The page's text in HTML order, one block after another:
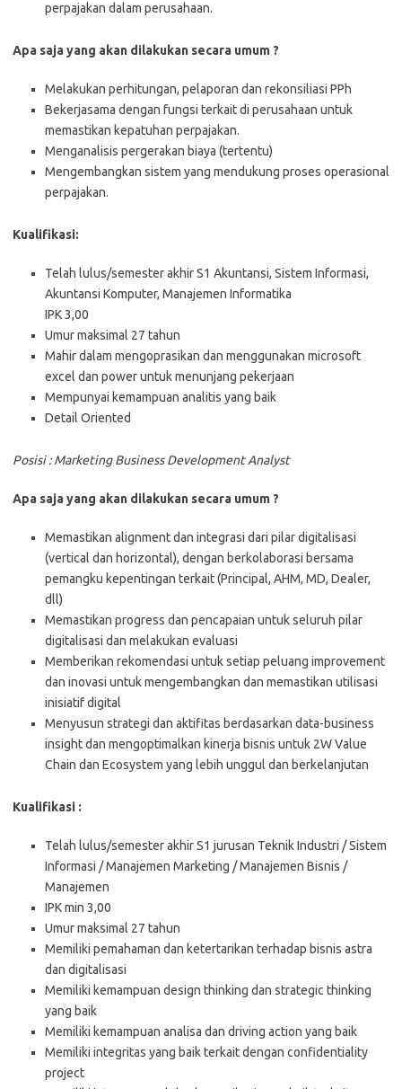
perpajakan dalam perusahaan.
Apa saja yang akan dilakukan secara umum ?
Melakukan perhitungan, pelaporan dan rekonsiliasi PPh
Bekerjasama dengan fungsi terkait di perusahaan untuk
memastikan kepatuhan perpajakan.
Menganalisis pergerakan biaya (tertentu)
Mengembangkan sistem yang mendukung proses operasional
perpajakan.
Kualifikasi:
Telah lulus/semester akhir S1 Akuntansi, Sistem Informasi,
Akuntansi Komputer, Manajemen Informatika
IPK 3,00
Umur maksimal 27 tahun
Mahir dalam mengoprasikan dan menggunakan microsoft
excel dan power untuk menunjang pekerjaan
Mempunyai kemampuan analitis yang baik
Detail Oriented
Posisi : Marketing Business Development Analyst
Apa saja yang akan dilakukan secara umum ?
Memastikan alignment dan integrasi dari pilar digitalisasi
(vertical dan horizontal), dengan berkolaborasi bersama
pemangku kepentingan terkait (Principal, AHM, MD, Dealer,
dll)
Memastikan progress dan pencapaian untuk seluruh pilar
digitalisasi dan melakukan evaluasi
Memberikan rekomendasi untuk setiap peluang improvement
dan inovasi untuk mengembangkan dan memastikan utilisasi
inisiatif digital
Menyusun strategi dan aktifitas berdasarkan data-business
insight dan mengoptimalkan kinerja bisnis untuk 2W Value
Chain dan Ecosystem yang lebih unggul dan berkelanjutan
Kualifikasi :
Telah lulus/semester akhir S1 jurusan Teknik Industri / Sistem
Informasi / Manajemen Marketing / Manajemen Bisnis /
Manajemen
IPK min 3,00
Umur maksimal 27 tahun
Memiliki pemahaman dan ketertarikan terhadap bisnis astra
dan digitalisasi
Memiliki kemampuan design thinking dan strategic thinking
yang baik
Memiliki kemampuan analisa dan driving action yang baik
Memiliki integritas yang baik terkait dengan confidentiality
project